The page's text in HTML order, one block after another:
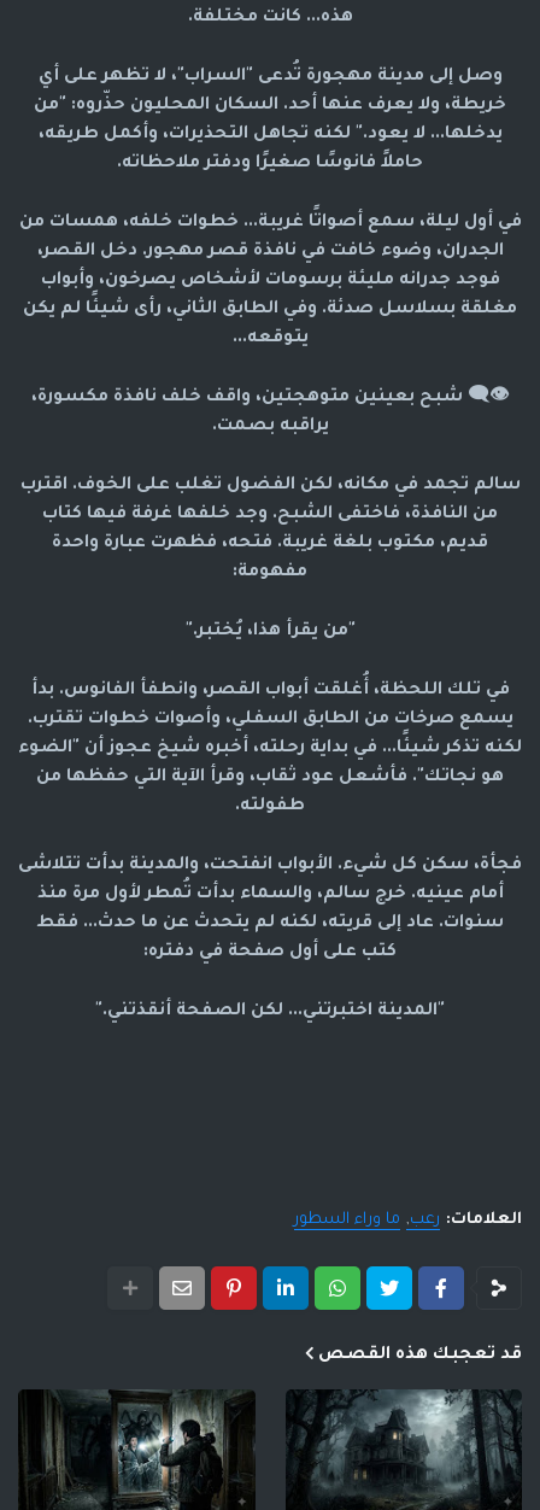
هذه... كانت مختلفة.
وصل إلى مدينة مهجورة تُدعى "السراب"، لا تظهر على أي
خريطة، ولا يعرف عنها أحد. السكان المحليون حذّروه: "من
يدخلها... لا يعود." لكنه تجاهل التحذيرات، وأكمل طريقه،
حاملاً فانوسًا صغيرًا ودفتر ملاحظاته.
في أول ليلة، سمع أصواتًا غريبة... خطوات خلفه، همسات من
الجدران، وضوء خافت في نافذة قصر مهجور. دخل القصر،
فوجد جدرانه مليئة برسومات لأشخاص يصرخون، وأبواب
مغلقة بسلاسل صدئة. وفي الطابق الثاني، رأى شيئًا لم يكن
يتوقعه...
👁️‍🗨️ شبح بعينين متوهجتين، واقف خلف نافذة مكسورة،
يراقبه بصمت.
سالم تجمد في مكانه، لكن الفضول تغلب على الخوف. اقترب
من النافذة، فاختفى الشبح. وجد خلفها غرفة فيها كتاب
قديم، مكتوب بلغة غريبة. فتحه، فظهرت عبارة واحدة
مفهومة:
"من يقرأ هذا، يُختبر."
في تلك اللحظة، أُغلقت أبواب القصر، وانطفأ الفانوس. بدأ
يسمع صرخات من الطابق السفلي، وأصوات خطوات تقترب.
لكنه تذكر شيئًا... في بداية رحلته، أخبره شيخ عجوز أن "الضوء
هو نجاتك". فأشعل عود ثقاب، وقرأ الآية التي حفظها من
طفولته.
فجأة، سكن كل شيء. الأبواب انفتحت، والمدينة بدأت تتلاشى
أمام عينيه. خرج سالم، والسماء بدأت تُمطر لأول مرة منذ
سنوات. عاد إلى قريته، لكنه لم يتحدث عن ما حدث... فقط
كتب على أول صفحة في دفتره:
"المدينة اختبرتني... لكن الصفحة أنقذتني."
العلامات: رعب ما وراء السطور
قد تعجبك هذه القصص